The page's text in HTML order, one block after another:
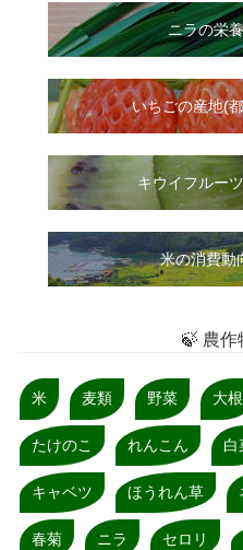
ニラの栄
いちごの産地(
キウイフルー
米の消費動
🍃 農作
米 麦類 野菜 大根
たけのこ れんこん 白
キャベツ ほうれん草
春菊 ニラ セロリ